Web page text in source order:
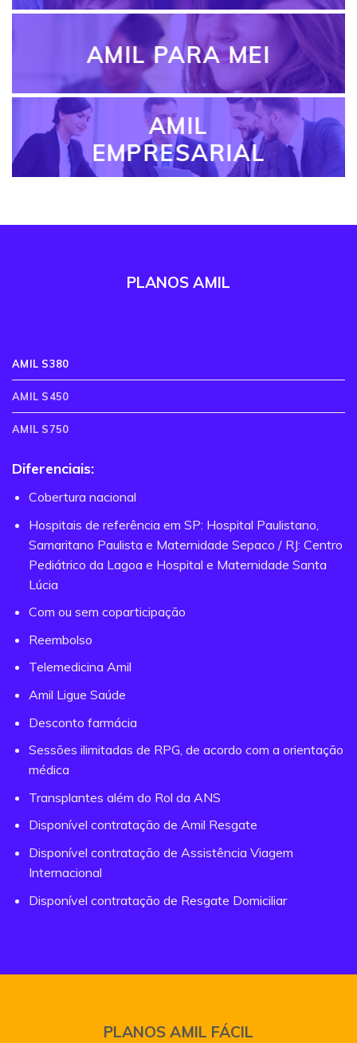
AMIL PARA MEI
AMIL
EMPRESARIAL
PLANOS AMIL
AMIL S380
AMIL S450
AMIL S750
Diferenciais:
Cobertura nacional
Hospitais de referência em SP: Hospital Paulistano,
Samaritano Paulista e Maternidade Sepaco / RJ: Centro
Pediátrico da Lagoa e Hospital e Maternidade Santa
Lúcia
Com ou sem coparticipação
Reembolso
Telemedicina Amil
Amil Ligue Saúde
Desconto farmácia
Sessões ilimitadas de RPG, de acordo com a orientação
médica
Transplantes além do Rol da ANS
Disponível contratação de Amil Resgate
Disponível contratação de Assistência Viagem
Internacional
Disponível contratação de Resgate Domiciliar
PLANOS AMIL FÁCIL